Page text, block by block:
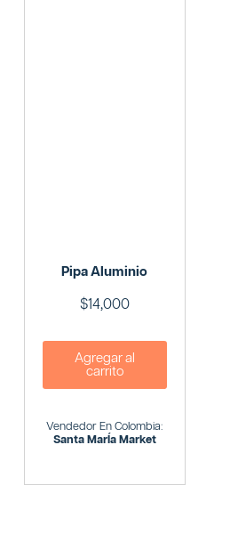
Pipa Aluminio
$14,000
Agregar al
carrito
Vendedor En Colombia:
Santa MarÍa Market